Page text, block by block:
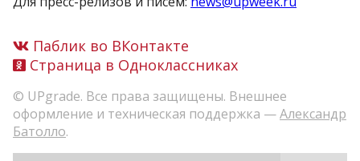
Паблик во ВКонтакте
Страница в Одноклассниках
© UPgrade. Все права защищены. Внешнее
оформление и техническая поддержка —Александр
Батолло.